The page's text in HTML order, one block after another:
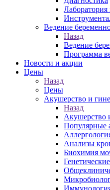
Ведение
Назад
Ведение
Программа
Новости и акции
Цены
Назад
Цены
Акушерство и
Назад
Акушерство
Популярные
Анализы
Биохимия